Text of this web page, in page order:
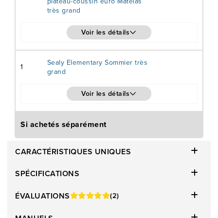
très grand
Voir les détails
1
Sealy Elementary Sommier très
grand
Voir les détails
Si achetés séparément
CARACTÉRISTIQUES UNIQUES
SPÉCIFICATIONS
ÉVALUATIONS
(2)